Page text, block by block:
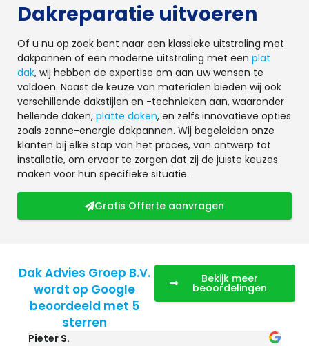
Dakreparatie uitvoeren
Of u nu op zoek bent naar een klassieke uitstraling met
dakpannen of een moderne uitstraling met een plat
dak, wij hebben de expertise om aan uw wensen te
voldoen. Naast de keuze van materialen bieden wij ook
verschillende dakstijlen en -technieken aan, waaronder
hellende daken, platte daken, en zelfs innovatieve opties
zoals zonne-energie dakpannen. Wij begeleiden onze
klanten bij elke stap van het proces, van ontwerp tot
installatie, om ervoor te zorgen dat zij de juiste keuzes
maken voor hun specifieke situatie.
Gratis Offerte aanvragen
Dak Advies Groep B.V.
wordt op Google
beoordeeld met 5
sterren
Bekijk meer
beoordelingen
Pieter S.